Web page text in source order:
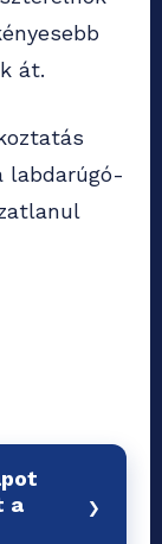
át.
labdarúgó-
a
›